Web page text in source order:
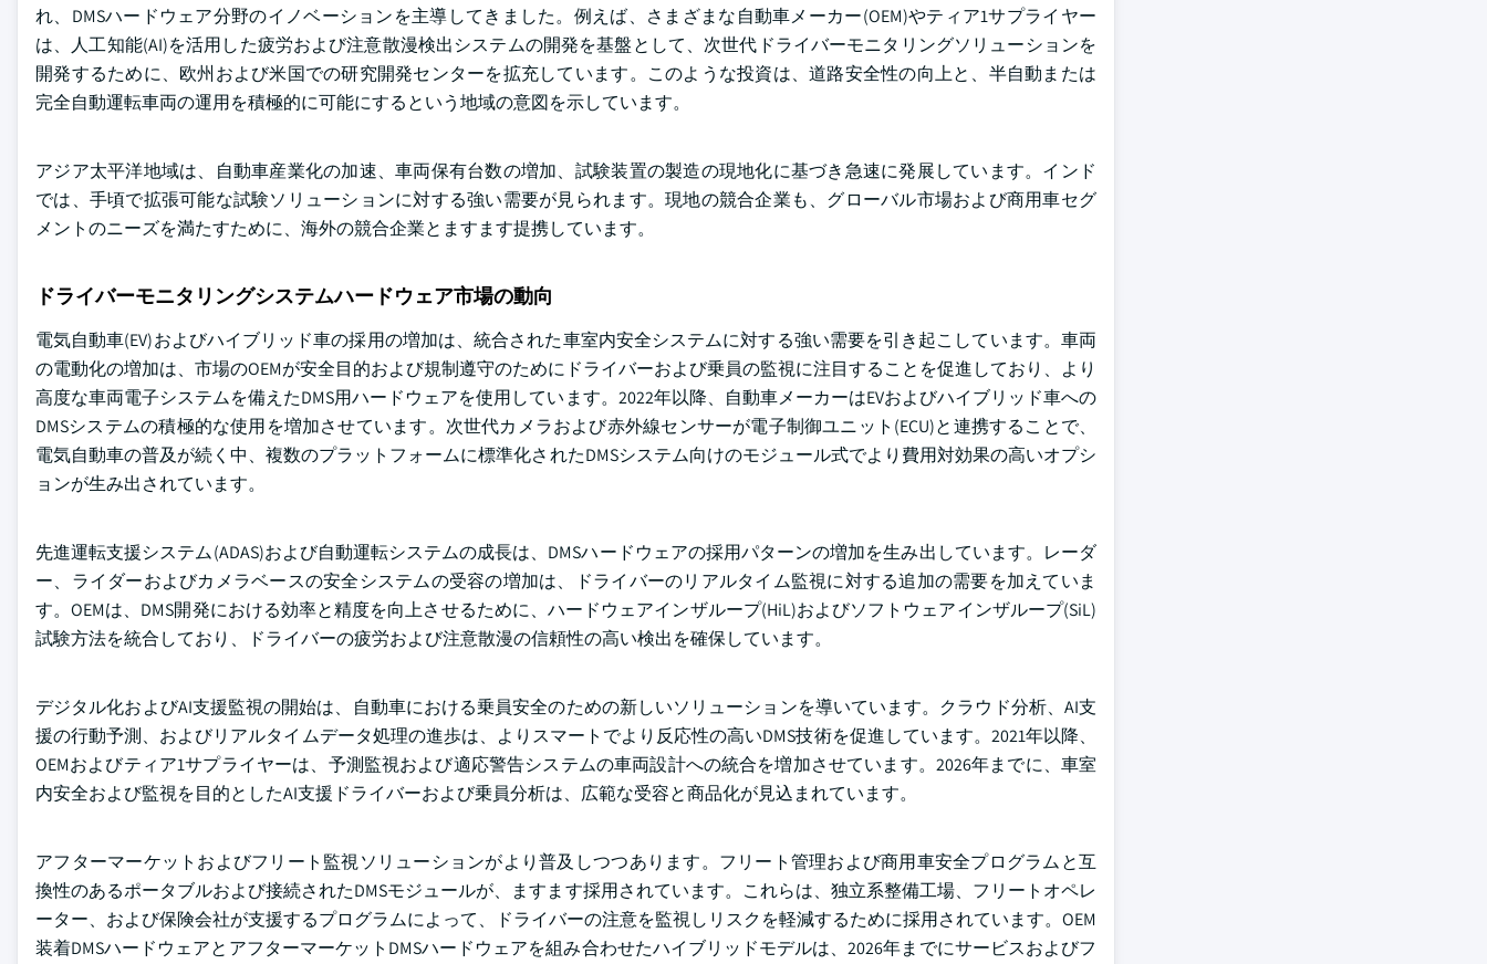
れ、DMSハードウェア分野のイノベーションを主導してきました。例えば、さまざまな自動車メーカー(OEM)やティア1サプライヤー
は、人工知能(AI)を活用した疲労および注意散漫検出システムの開発を基盤として、次世代ドライバーモニタリングソリューションを
開発するために、欧州および米国での研究開発センターを拡充しています。このような投資は、道路安全性の向上と、半自動または
完全自動運転車両の運用を積極的に可能にするという地域の意図を示しています。
アジア太平洋地域は、自動車産業化の加速、車両保有台数の増加、試験装置の製造の現地化に基づき急速に発展しています。インド
では、手頃で拡張可能な試験ソリューションに対する強い需要が見られます。現地の競合企業も、グローバル市場および商用車セグ
メントのニーズを満たすために、海外の競合企業とますます提携しています。
ドライバーモニタリングシステムハードウェア市場の動向
電気自動車(EV)およびハイブリッド車の採用の増加は、統合された車室内安全システムに対する強い需要を引き起こしています。車両
の電動化の増加は、市場のOEMが安全目的および規制遵守のためにドライバーおよび乗員の監視に注目することを促進しており、より
高度な車両電子システムを備えたDMS用ハードウェアを使用しています。2022年以降、自動車メーカーはEVおよびハイブリッド車への
DMSシステムの積極的な使用を増加させています。次世代カメラおよび赤外線センサーが電子制御ユニット(ECU)と連携することで、
電気自動車の普及が続く中、複数のプラットフォームに標準化されたDMSシステム向けのモジュール式でより費用対効果の高いオプシ
ョンが生み出されています。
先進運転支援システム(ADAS)および自動運転システムの成長は、DMSハードウェアの採用パターンの増加を生み出しています。レーダ
ー、ライダーおよびカメラベースの安全システムの受容の増加は、ドライバーのリアルタイム監視に対する追加の需要を加えていま
す。OEMは、DMS開発における効率と精度を向上させるために、ハードウェアインザループ(HiL)およびソフトウェアインザループ(SiL)
試験方法を統合しており、ドライバーの疲労および注意散漫の信頼性の高い検出を確保しています。
デジタル化およびAI支援監視の開始は、自動車における乗員安全のための新しいソリューションを導いています。クラウド分析、AI支
援の行動予測、およびリアルタイムデータ処理の進歩は、よりスマートでより反応性の高いDMS技術を促進しています。2021年以降、
OEMおよびティア1サプライヤーは、予測監視および適応警告システムの車両設計への統合を増加させています。2026年までに、車室
内安全および監視を目的としたAI支援ドライバーおよび乗員分析は、広範な受容と商品化が見込まれています。
アフターマーケットおよびフリート監視ソリューションがより普及しつつあります。フリート管理および商用車安全プログラムと互
換性のあるポータブルおよび接続されたDMSモジュールが、ますます採用されています。これらは、独立系整備工場、フリートオペレ
ーター、および保険会社が支援するプログラムによって、ドライバーの注意を監視しリスクを軽減するために採用されています。OEM
装着DMSハードウェアとアフターマーケットDMSハードウェアを組み合わせたハイブリッドモデルは、2026年までにサービスおよびフ